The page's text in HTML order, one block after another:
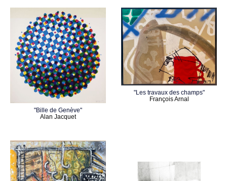
"Bille de Genève"
Alan Jacquet
"Les travaux des champs"
François Arnal